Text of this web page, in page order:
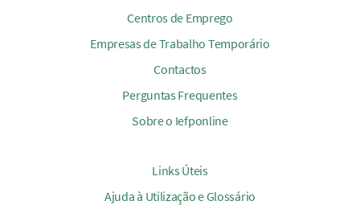
Centros de Emprego
Empresas de Trabalho Temporário
Contactos
Perguntas Frequentes
Sobre o Iefponline
Links Úteis
Ajuda à Utilização e Glossário